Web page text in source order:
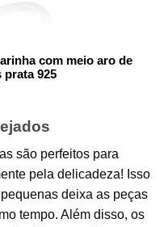
com meio aro de
925
são perfeitos para
pela delicadeza! Isso
deixa as peças
tempo. Além disso, os